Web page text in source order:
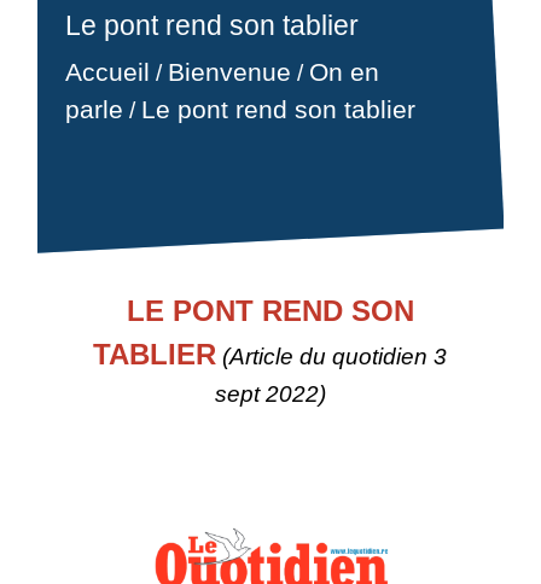
Le pont rend son tablier
Accueil / Bienvenue / On en
parle / Le pont rend son tablier
LE PONT REND SON
TABLIER (Article du quotidien 3
sept 2022)